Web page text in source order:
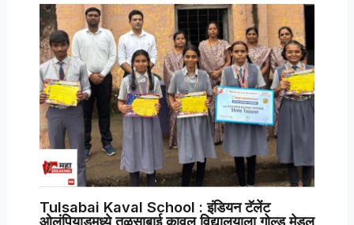
Tulsabai Kaval School : इंडियन टॅलेंट
ओलंपियाडमध्ये तुळसाबाई कावल विद्यालयाला गोल्ड मेडल